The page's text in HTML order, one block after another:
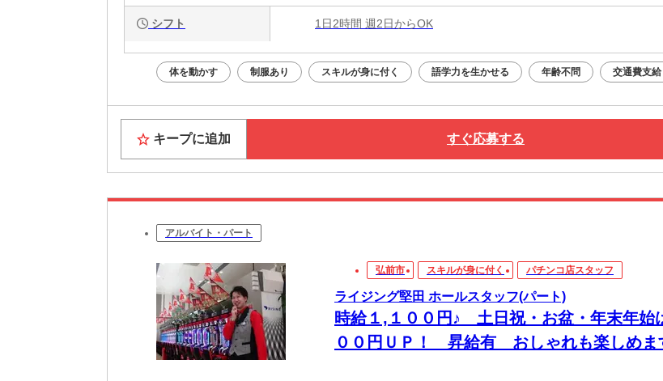
シフト 1日2時間 週2日からOK
体を動かす 制服あり スキルが身に付く 語学力を生かせる 年齢不問 交通費支給
キープに追加 すぐ応募する
アルバイト・パート
弘前市 スキルが身に付く パチンコ店スタッフ
ライジング堅田 ホールスタッフ(パート)
時給１,１００円♪ 土日祝・お盆・年末年始
００円ＵＰ！ 昇給有 おしゃれも楽しめま